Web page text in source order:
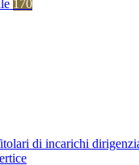
170
di incarichi